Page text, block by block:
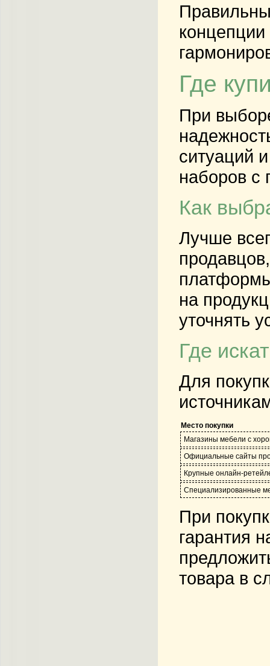
Где
При
ситуаций
наборов с
Как
Лучше
на
уточнять
Где
Для
Место покупки
Магазины мебели с
Официальные сайты
Крупные онлайн-
Специализированные
При
гарантия
товара в